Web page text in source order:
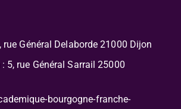
rue Général Delaborde 21000 Dijon
5, rue Général Sarrail 25000
bourgogne-franche-